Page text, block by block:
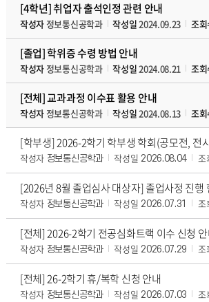
[4학년] 취업자 출석인정 관련 안내
작성자정보통신공학과 작성일2024.09.23 조
[졸업] 학위증 수령 방법 안내
작성자정보통신공학과 작성일2024.08.21 조
[전체] 교과과정 이수표 활용 안내
작성자정보통신공학과 작성일2024.08.13 조
작성자 정보통신공학과 작성일 2026.08.04 조
[2026년 8월 졸업심사 대상자] 졸업사정 진행
작성자 정보통신공학과 작성일 2026.07.31 조
[전체] 2026-2학기 전공심화트랙 이수 신청
작성자 정보통신공학과 작성일 2026.07.29 조
[전체] 26-2학기 휴/복학 신청 안내
작성자 정보통신공학과 작성일 2026.07.03 조